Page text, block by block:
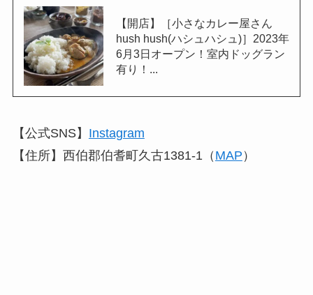
【開店】［小さなカレー屋さん
hush hush(ハシュハシュ)］2023年
6月3日オープン！室内ドッグラン
有り！...
【公式SNS】 Instagram
【住所】西伯郡伯耆町久古1381-1（ MAP ）